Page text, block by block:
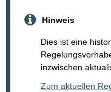
Hinweis
Dies ist eine
inzwischen
Zum aktuellen